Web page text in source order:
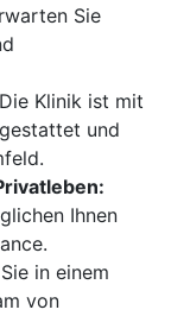
Sie
Die Klinik ist mit
und
Ihnen
in einem
von